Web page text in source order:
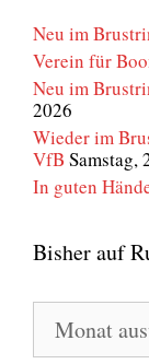
Neu im
Verein für
Neu im
2026
Wieder im
VfB Samstag,
In guten
Bisher auf
Bisher
auf
Rund